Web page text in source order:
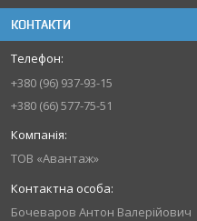
КОНТАКТИ
+380 (96) 937-93-15
+380 (66) 577-75-51
ТОВ «Авантаж»
Бочеваров Антон Валерійович